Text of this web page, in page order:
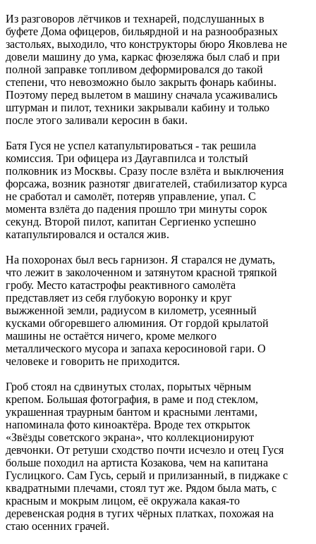
Из разговоров лётчиков и технарей, подслушанных в
буфете Дома офицеров, бильярдной и на разнообразных
застольях, выходило, что конструкторы бюро Яковлева не
довели машину до ума, каркас фюзеляжа был слаб и при
полной заправке топливом деформировался до такой
степени, что невозможно было закрыть фонарь кабины.
Поэтому перед вылетом в машину сначала усаживались
штурман и пилот, техники закрывали кабину и только
после этого заливали керосин в баки.
Батя Гуся не успел катапультироваться - так решила
комиссия. Три офицера из Даугавпилса и толстый
полковник из Москвы. Сразу после взлёта и выключения
форсажа, возник разнотяг двигателей, стабилизатор курса
не сработал и самолёт, потеряв управление, упал. С
момента взлёта до падения прошло три минуты сорок
секунд. Второй пилот, капитан Сергиенко успешно
катапультировался и остался жив.
На похоронах был весь гарнизон. Я старался не думать,
что лежит в заколоченном и затянутом красной тряпкой
гробу. Место катастрофы реактивного самолёта
представляет из себя глубокую воронку и круг
выжженной земли, радиусом в километр, усеянный
кусками обгоревшего алюминия. От гордой крылатой
машины не остаётся ничего, кроме мелкого
металлического мусора и запаха керосиновой гари. О
человеке и говорить не приходится.
Гроб стоял на сдвинутых столах, порытых чёрным
крепом. Большая фотография, в раме и под стеклом,
украшенная траурным бантом и красными лентами,
напоминала фото киноактёра. Вроде тех открыток
«Звёзды советского экрана», что коллекционируют
девчонки. От ретуши сходство почти исчезло и отец Гуся
больше походил на артиста Козакова, чем на капитана
Гуслицкого. Сам Гусь, серый и прилизанный, в пиджаке с
квадратными плечами, стоял тут же. Рядом была мать, с
красным и мокрым лицом, её окружала какая-то
деревенская родня в тугих чёрных платках, похожая на
стаю осенних грачей.